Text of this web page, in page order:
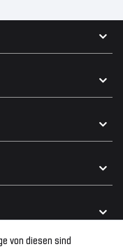
von diesen sind